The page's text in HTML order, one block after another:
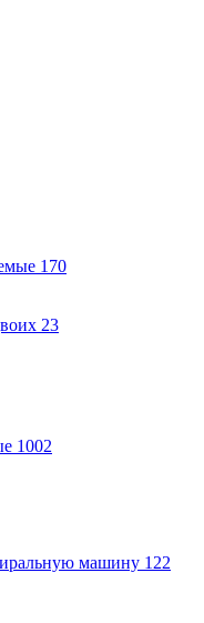
170
23
1002
машину 122